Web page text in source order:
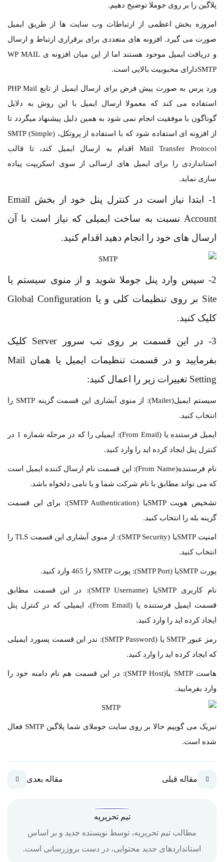
پلاگین را بر روی جوملا توضیح دهیم.
امروزه بخش اعظمی از ارتباطات وب سایت ها از طریق ایمیل
صورت می گیرد. افزونه های متعددی برای برقراری ارتباط و ارسال
و دریافت ایمیل موجود هستند اما از این میان افزونه ی WP MAIL
SMTPدارای محبوبیت بالایی است.
ورد پرس به صورت پیش فرض برای ارسال ایمیل از تابع PHP Mail
استفاده می کند که معمولا ارسال ایمیل با این روش به دلایل
گوناگون با موفقیت انجام نمی شود به همین دلیل پیشنهاد میگردد تا
از افزونه ای استفاده شود که با استفاده از پروتکل، (SMTP (Simple
Mail Transfer Protocol اقدام به ارسال ایمیل کند، تا قالب
استانداردی را برای ایمیل های ارسالی از سوی اسکریپت پیاده
سازی نماید.
1- ابتدا نیاز است در کنترل پنل خود از بخش Email
Account نسبت به ساخت ایمیلی که نیاز است با آن
ارسال های خود را انجام دهید اقدام کنید.
2- سپس وارد پنل جوملا شوید و از منوی سیستم یا
Site بر روی تنظیمات کلی و یا Global Configuration
کلیک کنید.
3- در این قسمت بر روی تب سرور Server کلیک
بفرمایید و در قسمت تنظیمات ایمیل یا همان Mail
Setting تغییرات زیر را اعمال کنید:
سیستم ایمیل(Mailer): از منوی آبشاری این قسمت گزینه SMTP را
انتخاب کنید.
ایمیل فرستنده یا (From Email): ایمیلی را که در مرحله شماره 1 در
کنترل پنل ایجاد کرده اید را وارد کنید.
نام فرستنده(From Name): این قسمت نام ارسال کننده ایمیل است
که می تواند مطابق با نام شرکت شما و یا نامی دلخواه باشد.
تشخیص هویت SMTPیا (SMTP Authentication): برای این قسمت
گزینه بله را انتخاب کنید.
امنیت SMTPیا (SMTP Security): از منوی آبشاری این قسمت TLS را
انتخاب کنید.
پورت SMTPیا (SMTP Port): پورت SMTP را 465 وارد کنید.
نام کاربری SMTPیا (SMTP Username): در این قسمت مطابق
قسمت ایمیل فرستنده یا (From Email)، ایمیلی که در کنترل پنل
ایجاد کرده اید را وارد کنید.
رمز عبور SMTP یا (SMTP Password): ندر این قسمت پسورد ایمیلی
که ایجاد کرده اید را وارد کنید.
هاست SMTP یا(SMTP Host): در این قسمت هم نام دامنه خود را
وارد بفرمایید.
تبریک می گوییم حالا بر روی سایت جوملای شما پلاگین SMTP فعال
شده است.
مقاله قبلی مقاله بعدی
تیم تحریریه
مطالب تیم تحریریه، توسط نویسنده جدید و بر اساس
استانداردهای جدید محتوایی، در دست بروزرسانی است.